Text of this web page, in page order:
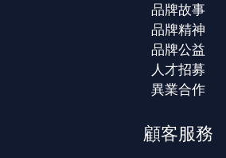
品牌故事
品牌精神
品牌公益
人才招募
異業合作
顧客服務